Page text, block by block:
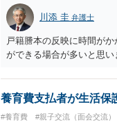
川添 圭 弁護士
戸籍謄本の反映に時間が
ができる場合が多いと思
養育費支払者が生活保
#養育費 #親子交流（面会交流）